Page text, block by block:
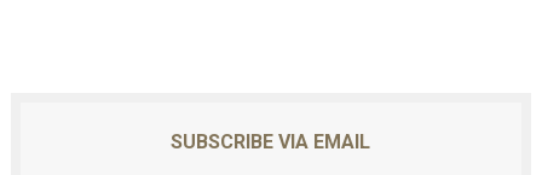
SUBSCRIBE VIA EMAIL